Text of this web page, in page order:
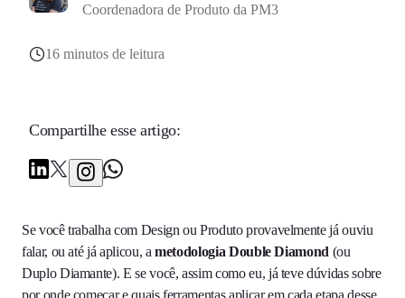
Coordenadora de Produto da PM3
16 minutos de leitura
Compartilhe esse artigo:
Se você trabalha com Design ou Produto provavelmente já ouviu
falar, ou até já aplicou, ametodologia Double Diamond (ou
Duplo Diamante). E se você, assim como eu, já teve dúvidas sobre